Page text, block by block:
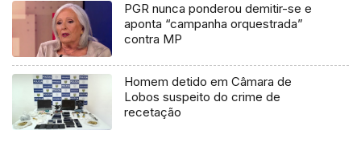
PGR nunca ponderou demitir-se e
aponta “campanha orquestrada”
contra MP
Homem detido em Câmara de
Lobos suspeito do crime de
recetação